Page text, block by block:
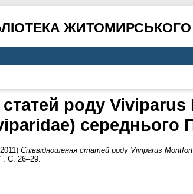
роду
середнього
Співвідношення статей роду Viviparus
С. 26–29.